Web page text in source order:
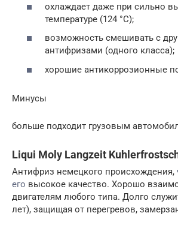
охлаждает даже при сильно
температуре (124 °C);
возможность смешивать с
антифризами (одного класса);
хорошие антикоррозионные
Минусы
больше подходит грузовым
Liqui Moly Langzeit
Антифриз немецкого происхождения,
его высокое качество. Хорошо
двигателям любого типа. Долго
лет), защищая от перегревов,